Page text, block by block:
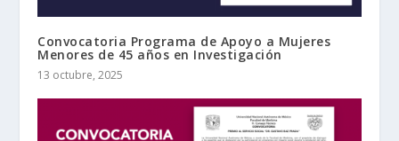
Convocatoria Programa de Apoyo a Mujeres
Menores de 45 años en Investigación
13 octubre, 2025